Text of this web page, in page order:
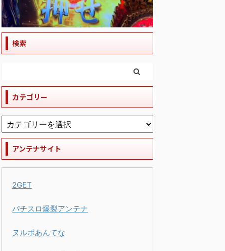
検索
カテゴリー
アンテナサイト
2GET
パチスロ爆裂アンテナ
ヌルポあんてな